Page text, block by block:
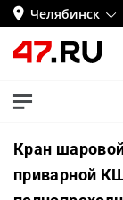
Челябинск
Кран
приварной